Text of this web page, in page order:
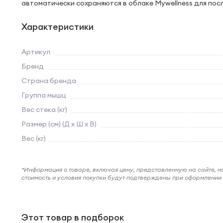
автоматически сохраняются в облаке Mywellness для
Характеристики
Артикул
Бренд
Страна бренда
Группа мышц
Вес стека (кг)
Размер (см) (Д х Ш х В)
Вес (кг)
*Информация о товаре, включая цену, представленную на сайте,
стоимость и условия покупки будут подтверждены при
Этот товар в подборок